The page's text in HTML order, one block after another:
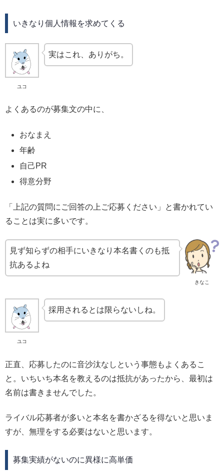
いきなり個人情報を求めてくる
ユコ
実はこれ、ありがち。
よくあるのが募集文の中に、
おなまえ
年齢
自己PR
得意分野
「上記の質問にご回答の上ご応募ください」と書かれてい
ることは実に多いです。
きなこ
見ず知らずの相手にいきなり本名書くのも抵
抗あるよね
ユコ
採用されるとは限らないしね。
正直、応募したのに音沙汰なしという事態もよくあるこ
と。いちいち本名を教えるのは抵抗があったから、最初は
名前は書きませんでした。
ライバル応募者が多いと本名を書かざるを得ないと思いま
すが、無理をする必要はないと思います。
募集実績がないのに異様に高単価